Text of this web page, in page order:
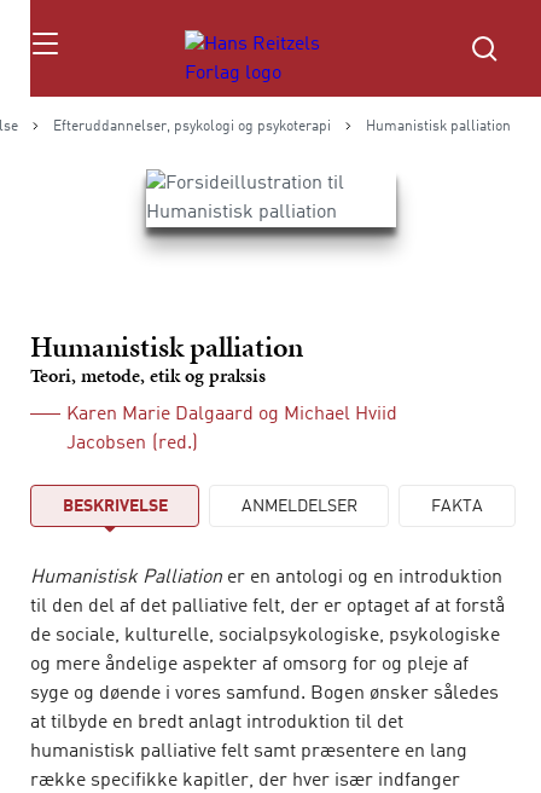
Søg
Efteruddannelser, psykologi og psykoterapi Humanistisk palliation
Humanistisk palliation
Teori, metode, etik og praksis
Karen Marie Dalgaard og Michael Hviid
Jacobsen
(red.)
BESKRIVELSE ANMELDELSER FAKTA
Humanistisk Palliation er en antologi og en introduktion
til den del af det palliative felt, der er optaget af at forstå
de sociale, kulturelle, socialpsykologiske, psykologiske
og mere åndelige aspekter af omsorg for og pleje af
syge og døende i vores samfund. Bogen ønsker således
at tilbyde en bredt anlagt introduktion til det
humanistisk palliative felt samt præsentere en lang
række specifikke kapitler, der hver især indfanger